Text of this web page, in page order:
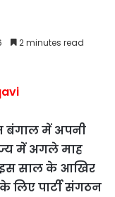
2 minutes read
बंगाल में अपनी
में अगले माह
इस साल के आखिर
लिए पार्टी संगठन